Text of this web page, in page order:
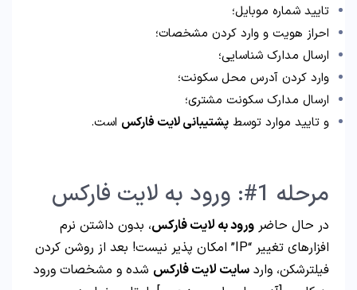
تایید شماره موبایل؛
احراز هویت و وارد کردن مشخصات؛
ارسال مدارک شناسایی؛
وارد کردن آدرس محل سکونت؛
ارسال مدارک سکونت مشتری؛
و تایید موارد توسط پشتیبانی لایت فارکس است.
مرحله 1#: ورود به لایت فارکس
در حال حاضر ورود به لایت فارکس، بدون داشتن نرم
افزارهای تغییر “IP” امکان پذیر نیست! بعد از روشن کردن
فیلترشکن، وارد سایت لایت فارکس شده و مشخصات ورود